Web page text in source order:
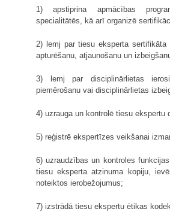
1) apstiprina apmācības
specialitātēs, kā arī organizē
2) lemj par tiesu eksperta sertifikāta
apturēšanu, atjaunošanu un
3) lemj par disciplinārlietas
piemērošanu vai disciplinārlietas
4) uzrauga un kontrolē tiesu ekspertu
5) reģistrē ekspertīzes veikšanai
6) uzraudzības un kontroles
tiesu eksperta atzinuma kopiju,
noteiktos ierobežojumus;
7) izstrādā tiesu ekspertu ētikas